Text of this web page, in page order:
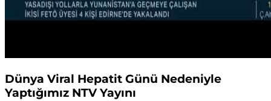
Dünya Viral Hepatit Günü Nedeniyle
Yaptığımız NTV Yayını